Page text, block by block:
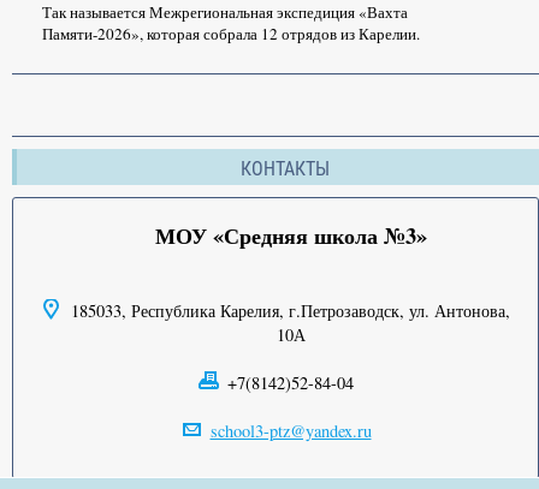
Так называется Межрегиональная экспедиция «Вахта
Памяти-2026», которая собрала 12 отрядов из Карелии.
КОНТАКТЫ
МОУ «Средняя школа №3»
185033, Республика Карелия, г.Петрозаводск, ул. Антонова,
10А
+7(8142)52-84-04
school3-ptz@yandex.ru